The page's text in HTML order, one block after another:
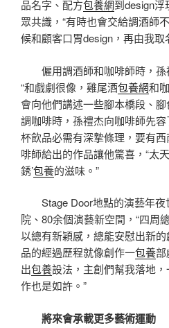
品名字、配方包養網到design
眾共識，“有時也會交給調酒師
候和顧客口胃design，再由我取
僱用調酒師和咖啡師時，孫
“和戲劇很像，雞尾酒包養網和
會向他們講述一些腳本橋段、腳
調咖啡時，孫禮杰向咖啡師先
杯飲品必需有深摯條理，要有
啡師給出的作品讓他驚喜，“太
銹’包養的滋味。”
Stage Door地點的演藝年
院、80余個演藝新空間，“四周
以總有新穎感，總能安慰出新
品的經過歷程就像創作一包養部
出包養設法，主創們幫我落地
作也是如許。”
將來會承載更多藝術運動